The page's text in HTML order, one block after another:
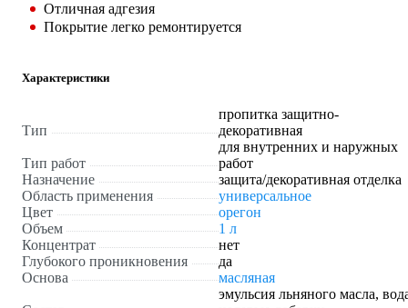
Отличная адгезия
Покрытие легко ремонтируется
Характеристики
Тип
пропитка защитно-
декоративная
Тип работ
для внутренних и наружных
работ
Назначение
защита/декоративная отделка
Область применения
универсальное
Цвет
орегон
Объем
1 л
Концентрат
нет
Глубокого проникновения
да
Основа
масляная
эмульсия льняного масла,